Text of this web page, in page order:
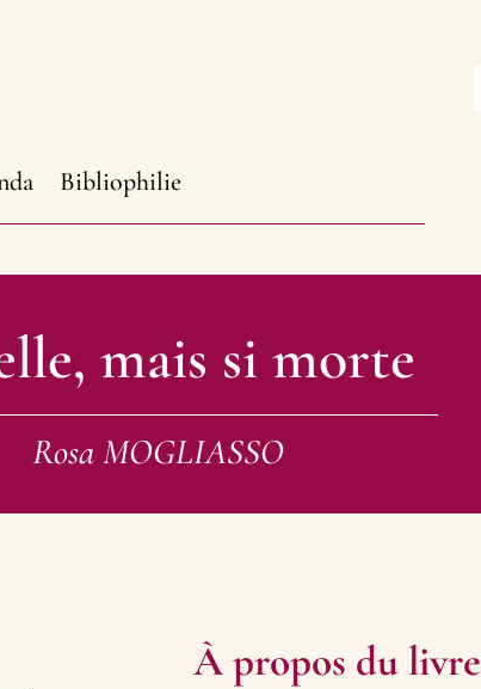
Bibliophilie
mais si morte
Rosa MOGLIASSO
À propos du livre